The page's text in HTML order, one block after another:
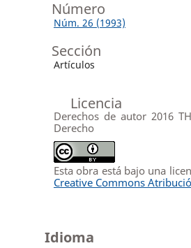
Número
Núm. 26 (1993)
Sección
Artículos
Licencia
Derechos de autor 2016
Derecho
Esta obra está bajo una
Creative Commons
Idioma